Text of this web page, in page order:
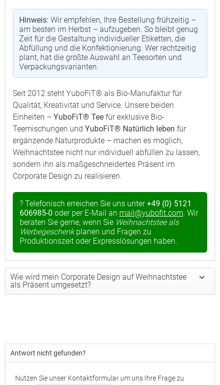
Hinweis: Wir empfehlen, Ihre Bestellung frühzeitig –
am besten im Herbst – aufzugeben. So bleibt genug
Zeit für die Gestaltung individueller Etiketten, die
Abfüllung und die Konfektionierung. Wer rechtzeitig
plant, hat die größte Auswahl an Teesorten und
Verpackungsvarianten.
Seit 2012 steht YuboFiT® als Bio-Manufaktur für
Qualität, Kreativität und Service. Unsere beiden
Einheiten – YuboFiT® Tee für exklusive Bio-
Teemischungen und YuboFiT® Natürlich leben für
ergänzende Naturprodukte – machen es möglich,
Weihnachtstee nicht nur individuell abfüllen zu lassen,
sondern ihn als maßgeschneidertes Präsent im
Corporate Design zu realisieren.
? Telefonisch erreichen Sie uns unter+49 (0) 5121
606985-0 oder per E-Mail an mail@yubofit.com. Wir
beraten Sie gerne, wenn Sie Weihnachtstee als
Werbegeschenkplanen und Fragen zu
Produktionszeit oder Expresslösungen haben.
Wie wird mein Corporate Design auf Weihnachtstee
als Präsent umgesetzt?
Antwort nicht gefunden?
Nutzen Sie unser Kontaktformular um uns Ihre Frage zu